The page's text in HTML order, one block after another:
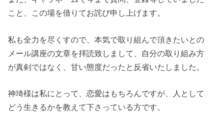
こと、この場を借りてお詫び申し上げます。
私も全力を尽くすので、本気で取り組んで頂きたいとの
メール講座の文章を拝読致しまして、自分の取り組み方
が真剣ではなく、甘い態度だったと反省いたしました。
神埼様は私にとって、恋愛はもちろんですが、人として
どう生きるかを教えて下さっている方です。